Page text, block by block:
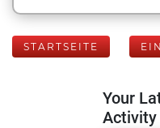
STARTSEITE
Your
Activity